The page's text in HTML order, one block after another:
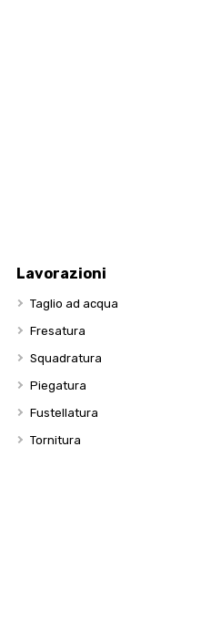
Lavorazioni
Taglio ad acqua
Fresatura
Squadratura
Piegatura
Fustellatura
Tornitura